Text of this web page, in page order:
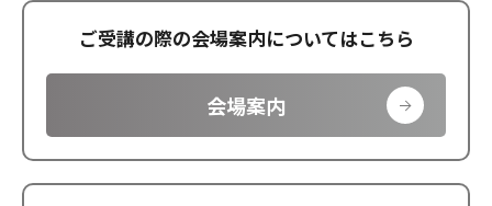
ご受講の際の会場案内についてはこちら
会場案内